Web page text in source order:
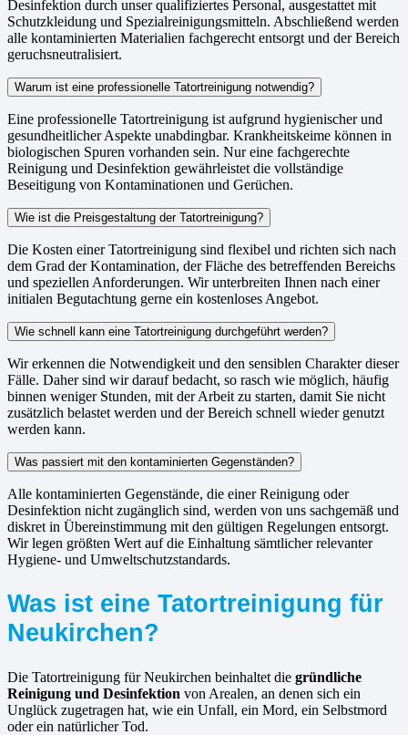
Desinfektion durch unser qualifiziertes Personal, ausgestattet mit
Schutzkleidung und Spezialreinigungsmitteln. Abschließend werden
alle kontaminierten Materialien fachgerecht entsorgt und der Bereich
geruchsneutralisiert.
Warum ist eine professionelle Tatortreinigung notwendig?
Eine professionelle Tatortreinigung ist aufgrund hygienischer und
gesundheitlicher Aspekte unabdingbar. Krankheitskeime können in
biologischen Spuren vorhanden sein. Nur eine fachgerechte
Reinigung und Desinfektion gewährleistet die vollständige
Beseitigung von Kontaminationen und Gerüchen.
Wie ist die Preisgestaltung der Tatortreinigung?
Die Kosten einer Tatortreinigung sind flexibel und richten sich nach
dem Grad der Kontamination, der Fläche des betreffenden Bereichs
und speziellen Anforderungen. Wir unterbreiten Ihnen nach einer
initialen Begutachtung gerne ein kostenloses Angebot.
Wie schnell kann eine Tatortreinigung durchgeführt werden?
Wir erkennen die Notwendigkeit und den sensiblen Charakter dieser
Fälle. Daher sind wir darauf bedacht, so rasch wie möglich, häufig
binnen weniger Stunden, mit der Arbeit zu starten, damit Sie nicht
zusätzlich belastet werden und der Bereich schnell wieder genutzt
werden kann.
Was passiert mit den kontaminierten Gegenständen?
Alle kontaminierten Gegenstände, die einer Reinigung oder
Desinfektion nicht zugänglich sind, werden von uns sachgemäß und
diskret in Übereinstimmung mit den gültigen Regelungen entsorgt.
Wir legen größten Wert auf die Einhaltung sämtlicher relevanter
Hygiene- und Umweltschutzstandards.
Was ist eine Tatortreinigung für
Neukirchen?
Die Tatortreinigung für Neukirchen beinhaltet die gründliche
Reinigung und Desinfektion von Arealen, an denen sich ein
Unglück zugetragen hat, wie ein Unfall, ein Mord, ein Selbstmord
oder ein natürlicher Tod.